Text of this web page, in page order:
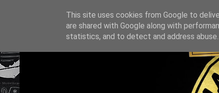
This site uses cookies from Google to
are shared with Google along with
statistics, and to detect and address abuse.